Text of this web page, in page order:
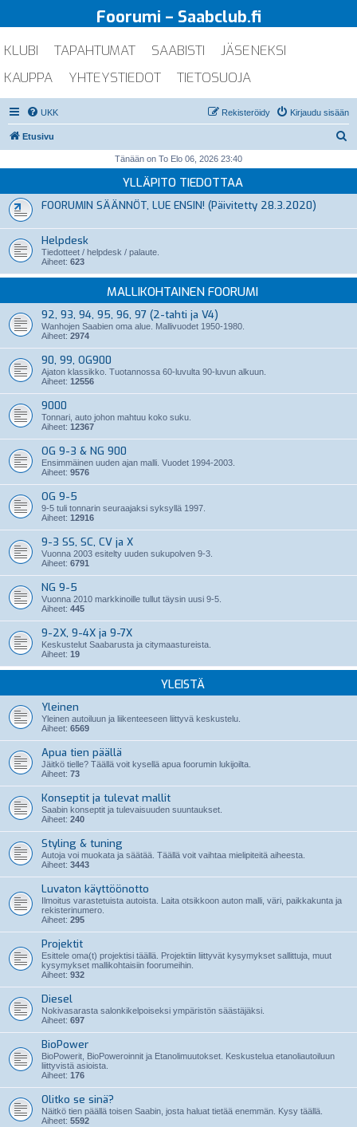
Foorumi – Saabclub.fi
KLUBI TAPAHTUMAT SAABISTI
JÄSENEKSI
KAUPPA
YHTEYSTIEDOT TIETOSUOJA
UKK Kirjaudu sisään
Rekisteröidy
Etusivu
i
Tänään on To Elo 06, 2026 23:40
YLLÄPITO TIEDOTTAA
FOORUMIN SÄÄNNÖT, LUE ENSIN! (Päivitetty 28.3.2020)
Helpdesk
Tiedotteet / helpdesk / palaute.
Aiheet: 623
MALLIKOHTAINEN FOORUMI
92, 93, 94, 95, 96, 97 (2-tahti ja V4)
Wanhojen Saabien oma alue. Mallivuodet 1950-1980.
Aiheet: 2974
90, 99, OG900
Ajaton klassikko. Tuotannossa 60-luvulta 90-luvun alkuun.
Aiheet: 12556
9000
Tonnari, auto johon mahtuu koko suku.
Aiheet: 12367
OG 9-3 & NG 900
Ensimmäinen uuden ajan malli. Vuodet 1994-2003.
Aiheet: 9576
OG 9-5
9-5 tuli tonnarin seuraajaksi syksyllä 1997.
Aiheet: 12916
9-3 SS, SC, CV ja X
Vuonna 2003 esitelty uuden sukupolven 9-3.
Aiheet: 6791
NG 9-5
Vuonna 2010 markkinoille tullut täysin uusi 9-5.
Aiheet: 445
9-2X, 9-4X ja 9-7X
Keskustelut Saabarusta ja citymaastureista.
Aiheet: 19
YLEISTÄ
Yleinen
Yleinen autoiluun ja liikenteeseen liittyvä keskustelu.
Aiheet: 6569
Apua tien päällä
Jäitkö tielle? Täällä voit kysellä apua foorumin lukijoilta.
Aiheet: 73
Konseptit ja tulevat mallit
Saabin konseptit ja tulevaisuuden suuntaukset.
Aiheet: 240
Styling & tuning
Autoja voi muokata ja säätää. Täällä voit vaihtaa mielipiteitä aiheesta.
Aiheet: 3443
Luvaton käyttöönotto
Ilmoitus varastetuista autoista. Laita otsikkoon auton malli, väri, paikkakunta ja
rekisterinumero.
Aiheet: 295
Projektit
Esittele oma(t) projektisi täällä. Projektiin liittyvät kysymykset sallittuja, muut
kysymykset mallikohtaisiin foorumeihin.
Aiheet: 932
Diesel
Nokivasarasta salonkikelpoiseksi ympäristön säästäjäksi.
Aiheet: 697
BioPower
BioPowerit, BioPoweroinnit ja Etanolimuutokset. Keskustelua etanoliautoiluun
liittyvistä asioista.
Aiheet: 176
Olitko se sinä?
Näitkö tien päällä toisen Saabin, josta haluat tietää enemmän. Kysy täällä.
Aiheet: 5592